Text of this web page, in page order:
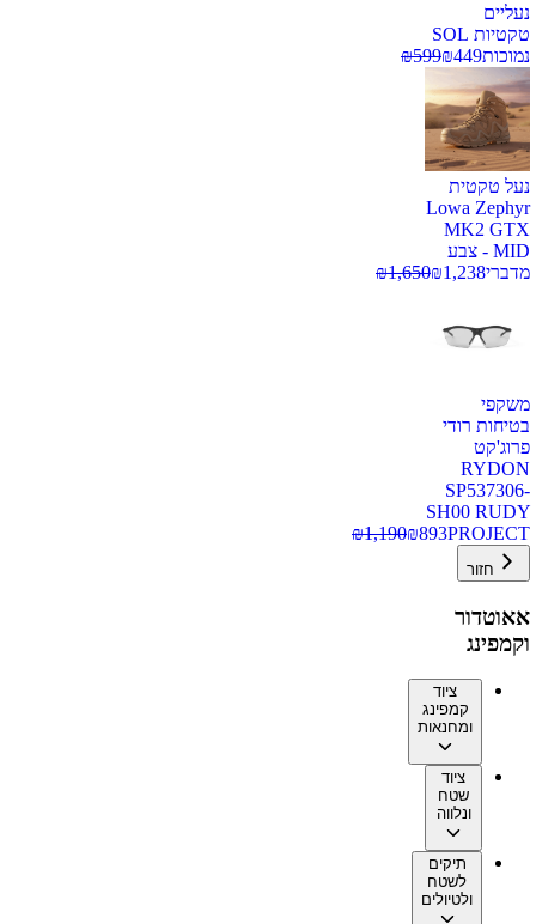
נעליים
טקטיות SOL
נמוכות
₪449
₪599
נעל טקטית
Lowa Zephyr
MK2 GTX
MID - צבע
מדברי
₪1,238
₪1,650
משקפי
בטיחות רודי
פרוג'קט
RYDON
SP537306-
SH00 RUDY
PROJECT
₪893
₪1,190
חזור
אאוטדור
וקמפינג
ציוד
קמפינג
ומחנאות
ציוד
שטח
ונלווה
תיקים
לשטח
ולטיולים